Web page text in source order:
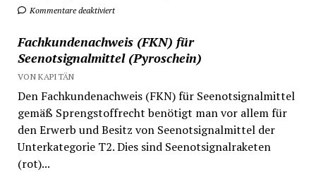
Kommentare deaktiviert
Fachkundenachweis (FKN) für
Seenotsignalmittel (Pyroschein)
VON KAPITÄN
Den Fachkundenachweis (FKN) für Seenotsignalmittel
gemäß Sprengstoffrecht benötigt man vor allem für
den Erwerb und Besitz von Seenotsignalmittel der
Unterkategorie T2. Dies sind Seenotsignalraketen
(rot)...